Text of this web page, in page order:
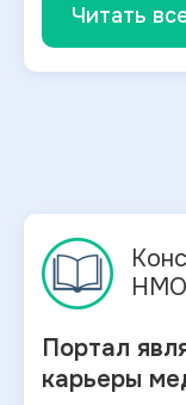
Читать
НМО
Портал
карьеры